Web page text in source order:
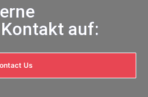
auf:
Us